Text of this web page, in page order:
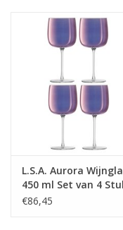
L.S.A. Aurora
450 ml Set van 4
€86,45